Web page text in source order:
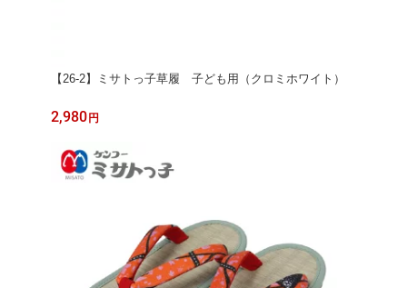
【26-2】ミサトっ子草履 子ども用（クロミホワイト）
2,980円